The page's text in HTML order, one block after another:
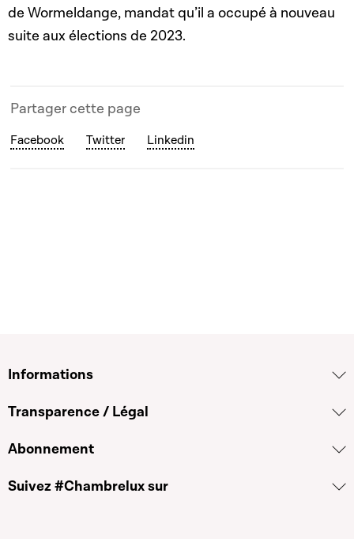
de Wormeldange, mandat qu’il a occupé à nouveau
suite aux élections de 2023.
Partager cette page
Facebook Twitter Linkedin
Informations
Transparence / Légal
Abonnement
Suivez #Chambrelux sur